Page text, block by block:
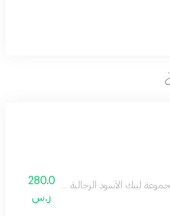
لينك الأسود الرجالية بين الأناقة
280.0
ر.س